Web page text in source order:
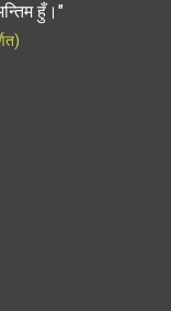
हुँ।"